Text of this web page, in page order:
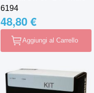
6194
48,80 €
Aggiungi al Carrello